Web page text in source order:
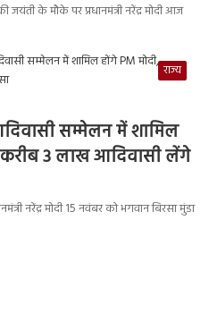
के मौके पर प्रधानमंत्री नरेंद्र मोदी आज
राज्य
सम्मेलन में शामिल
करीब 3 लाख आदिवासी लेंगे
नरेंद्र मोदी 15 नवंबर को भगवान बिरसा मुंडा